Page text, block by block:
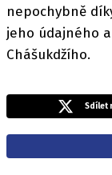
nepochybně
jeho údajného
Chášukdžího.
Sdílet